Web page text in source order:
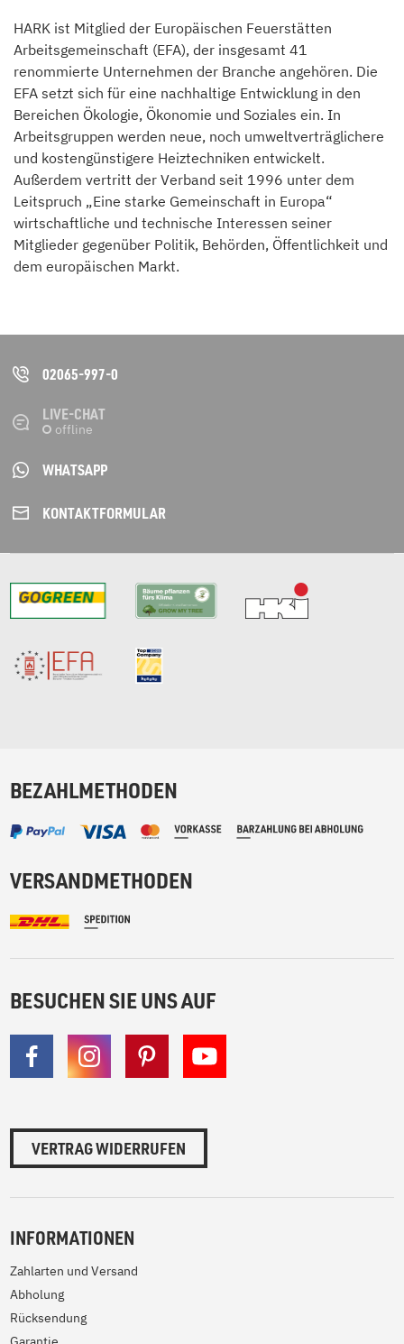
HARK ist Mitglied der Europäischen Feuerstätten
Arbeitsgemeinschaft (EFA), der insgesamt 41
renommierte Unternehmen der Branche angehören. Die
EFA setzt sich für eine nachhaltige Entwicklung in den
Bereichen Ökologie, Ökonomie und Soziales ein. In
Arbeitsgruppen werden neue, noch umweltverträglichere
und kostengünstigere Heiztechniken entwickelt.
Außerdem vertritt der Verband seit 1996 unter dem
Leitspruch „Eine starke Gemeinschaft in Europa“
wirtschaftliche und technische Interessen seiner
Mitglieder gegenüber Politik, Behörden, Öffentlichkeit und
dem europäischen Markt.
02065-997-0
LIVE-CHAT
WHATSAPP
KONTAKT­FORMULAR
BEZAHLMETHODEN
VERSANDMETHODEN
BESUCHEN SIE UNS AUF
VERTRAG WIDERRUFEN
INFORMATIONEN
Zahlarten und Versand
Abholung
Rücksendung